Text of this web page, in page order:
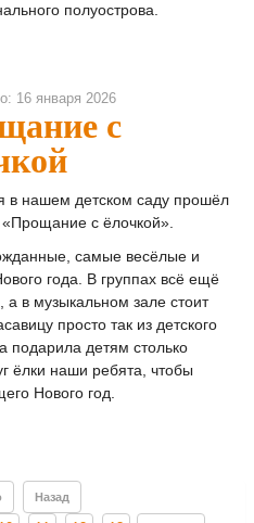
полуострова.
16 января 2026
с
в нашем детском саду прошёл
«Прощание с ёлочкой».
самые весёлые и
года. В группах всё ещё
в музыкальном зале стоит
просто так из детского
подарила детям столько
ёлки наши ребята, чтобы
Нового год.
Назад